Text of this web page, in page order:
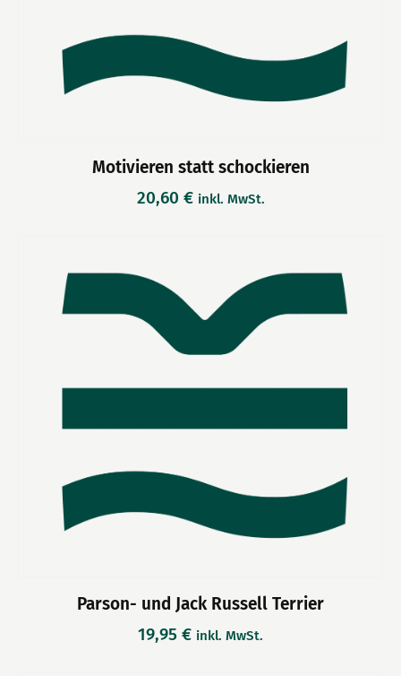
Motivieren statt schockieren
20,60 € inkl. MwSt.
Parson- und Jack Russell Terrier
19,95 € inkl. MwSt.